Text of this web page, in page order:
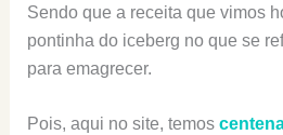
Sendo que a receita que vimos
pontinha do iceberg no que se
para emagrecer.
Pois, aqui no site, temos